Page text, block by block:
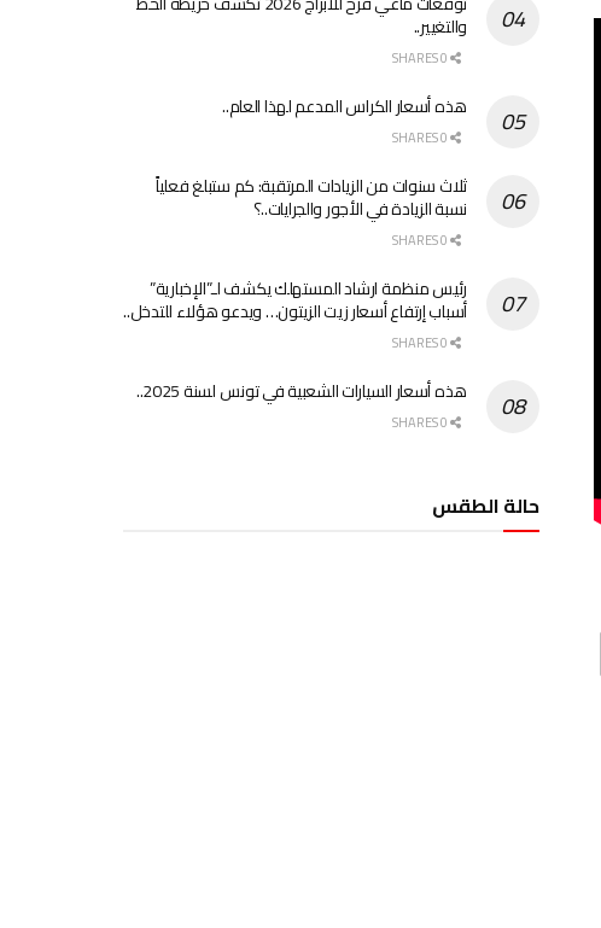
والتغيير..
هذه أسعار الكراس المدعم لهذا العام..
ثلاث سنوات من الزيادات المرتقبة: كم ستبلغ فعلياً
نسبة الزيادة في الأجور والجرايات..؟
رئيس منظمة ارشاد المستهلك يكشف لـ”الإخبارية”
أسباب إرتفاع أسعار زيت الزيتون… ويدعو هؤلاء للتدخل..
هذه أسعار السيارات الشعبية في تونس لسنة 2025..
حالة الطقس